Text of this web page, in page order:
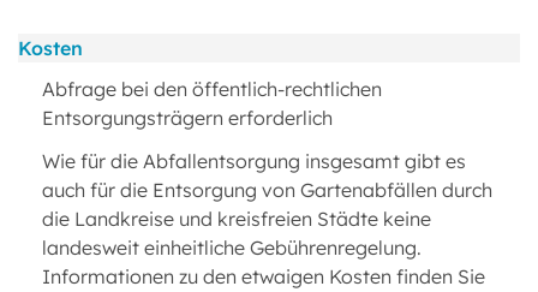
Kosten
Abfrage bei den öffentlich-rechtlichen
Entsorgungsträgern erforderlich
Wie für die Abfallentsorgung insgesamt gibt es
auch für die Entsorgung von Gartenabfällen durch
die Landkreise und kreisfreien Städte keine
landesweit einheitliche Gebührenregelung.
Informationen zu den etwaigen Kosten finden Sie